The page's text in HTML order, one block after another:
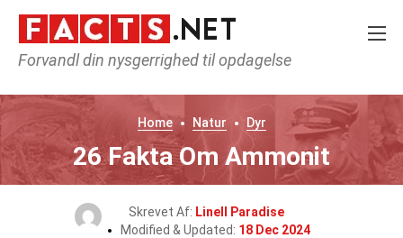
Forvandl din nysgerrighed til opdagelse
Home Natur Dyr
26 Fakta Om Ammonit
Skrevet Af: Linell Paradise
Modified & Updated: 18 Dec 2024